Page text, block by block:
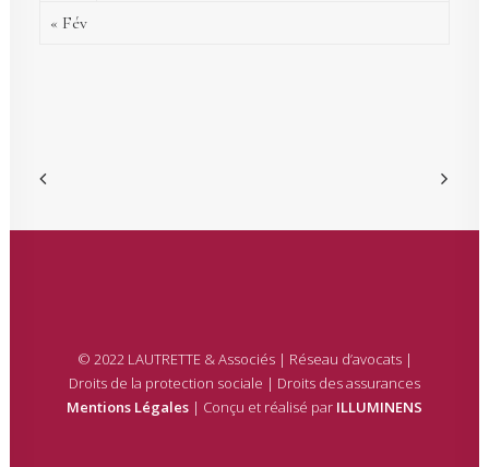
« Fév
© 2022 LAUTRETTE & Associés | Réseau d’avocats |
Droits de la protection sociale | Droits des assurances
Mentions Légales | Conçu et réalisé par ILLUMINENS